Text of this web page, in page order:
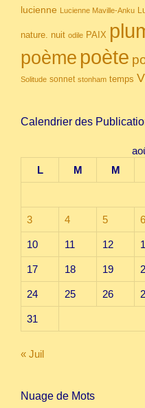
lucienne Lucienne Maville-Anku
nature. nuit odile PAIX
poème poète
Solitude sonnet stonham temps
Calendrier des
L
M M
3 4 5 6
10 11 12
17 18 19
24 25 26
31
« Juil
Nuage de Mots